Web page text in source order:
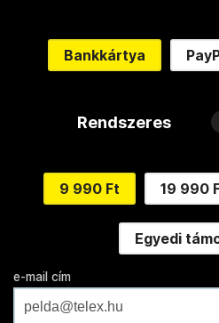
Bankkártya
Rendszeres
9 990 Ft 19 990
Egyedi
e-mail cím